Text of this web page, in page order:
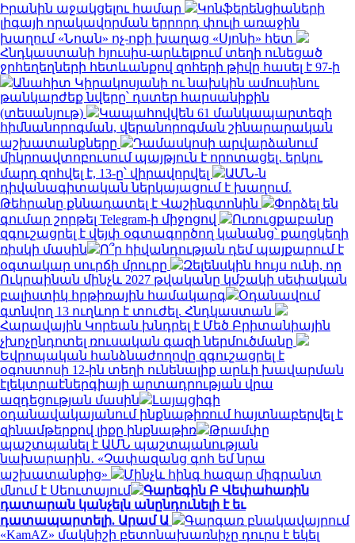
Իրանին աջակցելու համար
Կոնֆերենցիաների
լիգայի որակավորման երրորդ փուլի առաջին
խաղում «Նոան» ոչ-ոքի խաղաց «Սյոնի» հետ
Հնդկաստանի հյուսիս-արևելքում տեղի ունեցած
ջրհեղեղների հետևանքով զոհերի թիվը հասել է 97-ի
Անահիտ Կիրակոսյանի ու նախկին ամուսինու
թանկարժեք նվերը՝ դստեր հարսանիքին
(տեսանյութ)
Կապահովվեն 61 մանկապարտեզի
հիմնանորոգման, վերանորոգման շինարարական
աշխատանքները
Դամասկոսի արվարձանում
միկրոավտոբուսում պայթյուն է որոտացել․ երկու
մարդ զոհվել է, 13-ը՝ վիրավորվել
ԱՄՆ-ն
դիվանագիտական ներկայացում է խաղում.
Թեհրանը քննադատել է Վաշինգտոնին
Փորձել են
գումար շորթել Telegram-ի միջոցով
Ուռուցքաբանը
զգուշացրել է վեյփ օգտագործող կանանց՝ քաղցկեղի
ռիսկի մասին
Ո՞ր հիվանդության դեմ պայքարում է
օգտակար սուրճի մրուրը
Զելենսկին հույս ունի, որ
Ուկրաինան մինչև 2027 թվականը կմշակի սեփական
բալիստիկ հրթիռային համակարգ
Օդանավում
գտնվող 13 ուղևոր է տուժել. Հնդկաստան
Հարավային Կորեան խնդրել է Մեծ Բրիտանիային
չխոչընդոտել ռուսական գազի ներմուծմանը
Եվրոպական հանձնաժողովը զգուշացրել է
օգոստոսի 12-ին տեղի ունենալիք արևի խավարման
էլեկտրաէներգիայի արտադրության վրա
ազդեցության մասին
Լայպցիգի
օդանավակայանում ինքնաթիռում հայտնաբերվել է
զինամթերքով լիքը ինքնաթիռ
Թրամփը
պաշտպանել է ԱՄՆ պաշտպանության
նախարարին․ «Չափազանց գոհ եմ նրա
աշխատանքից»
Մինչև հինգ հազար միգրանտ
մնում է Սեուտայում
Գարեգին Բ Վեփահառին
դատարան կանչելն անընդունելի է եւ
դատապարտելի. Արամ Ա
Գարգառ բնակավայրում
«KamAZ» մակնիշի բետոնախառնիչը դուրս է եկել